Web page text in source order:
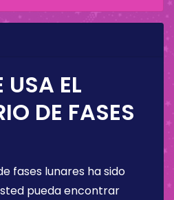
EL
DE FASES
fases lunares ha sido
pueda encontrar